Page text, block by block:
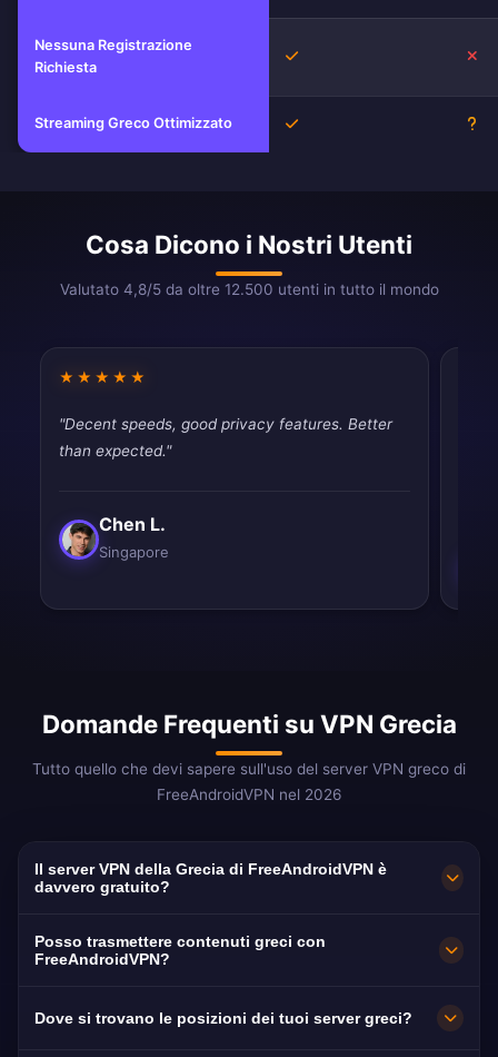
Nessuna Registrazione
Richiesta
Si
Streaming Greco Ottimizzato Si
Cosa Dicono i Nostri Utenti
Valutato 4,8/5 da oltre 12.500 utenti in tutto il mondo
★★★★★
"Decent speeds, good privacy features. Better
than expected."
Chen L.
Singapore
Domande Frequenti su VPN Grecia
Tutto quello che devi sapere sull'uso del server VPN greco di
FreeAndroidVPN nel 2026
Il server VPN della Grecia di FreeAndroidVPN è
davvero gratuito?
FreeAndroidVPN è al 100% gratuito senza
di credito richiesta. Forniamo accesso illimitato
Posso trasmettere contenuti greci con
FreeAndroidVPN?
lo streaming di piattaforme greche tra cui ERT,
Dove si trovano le posizioni dei tuoi server greci?